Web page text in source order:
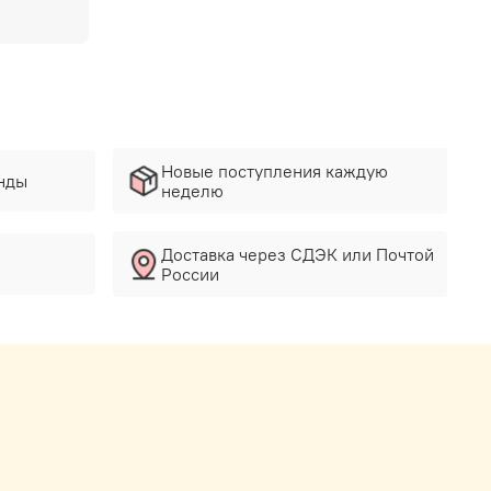
Новые поступления каждую
неделю
Доставка через СДЭК или Почтой
России